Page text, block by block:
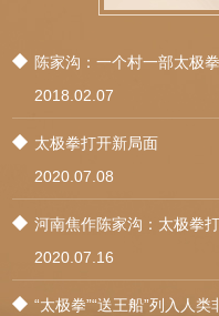
陈家沟：一个村一部太极
2018.02.07
​太极拳打开新局面
2020.07.08
河南焦作陈家沟：​太极拳
2020.07.16
“太极拳”“送王船”列入人